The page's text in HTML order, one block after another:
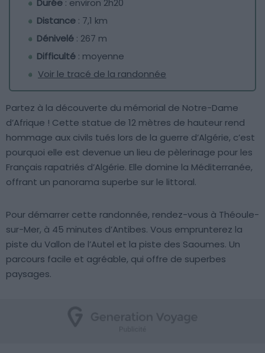
Durée : environ 2h20
Distance : 7,1 km
Dénivelé : 267 m
Difficulté : moyenne
Voir le tracé de la randonnée
Partez à la découverte du mémorial de Notre-Dame
d’Afrique ! Cette statue de 12 mètres de hauteur rend
hommage aux civils tués lors de la guerre d’Algérie, c’est
pourquoi elle est devenue un lieu de pèlerinage pour les
Français rapatriés d’Algérie. Elle domine la Méditerranée,
offrant un panorama superbe sur le littoral.
Pour démarrer cette randonnée, rendez-vous à Théoule-
sur-Mer, à 45 minutes d’Antibes. Vous emprunterez la
piste du Vallon de l’Autel et la piste des Saoumes. Un
parcours facile et agréable, qui offre de superbes
paysages.